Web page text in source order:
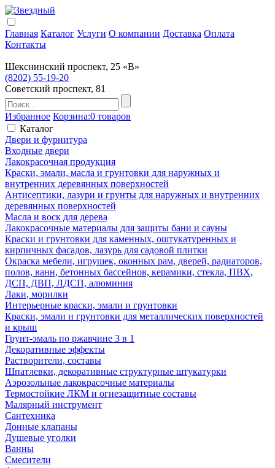
Главная Каталог Услуги О компании Доставка Оплата
Контакты
Шекснинский проспект, 25 «В»
(8202) 55-19-20
Советский проспект, 81
Избранное Корзина:0 товаров
Каталог
Двери и фурнитура
Входные двери
Лакокрасочная продукция
Краски, эмали, масла и грунтовки для наружных и
внутренних деревянных поверхностей
Антисептики, лазури и грунты для наружных и внутренних
деревянных поверхностей
Масла и воск для дерева
Лакокрасочные материалы для защиты бани и сауны
Краски и грунтовки для каменных, оштукатуренных и
кирпичных фасадов, лазурь для садовой плитки
Окраска мебели, игрушек, оконных рам, дверей, радиаторов,
полов, ванн, бетонных бассейнов, керамики, стекла, ПВХ,
ДСП, ДВП, ЛДСП, алюминия
Лаки, морилки
Интерьерные краски, эмали и грунтовки
Краски, эмали и грунтовки для металлических поверхностей
и крыш
Грунт-эмаль по ржавчине 3 в 1
Декоративные эффекты
Растворители, составы
Шпатлевки, декоративные структурные штукатурки
Аэрозольные лакокрасочные материалы
Термостойкие ЛКМ и огнезащитные составы
Малярный инструмент
Сантехника
Донные клапаны
Душевые уголки
Ванны
Смесители